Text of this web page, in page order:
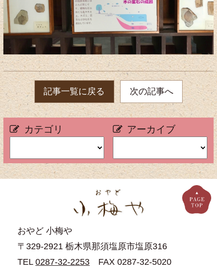
記事一覧に戻る 次の記事へ
カテゴリ アーカイブ
おやど 小梅や
〒329-2921 栃木県那須塩原市塩原316
TEL0287-32-2253 FAX 0287-32-5020